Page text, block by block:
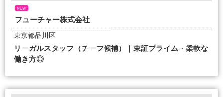
NEW
フューチャー株式会社
東京都品川区
リーガルスタッフ（チーフ候補）｜東証プライム・柔軟な
働き方◎